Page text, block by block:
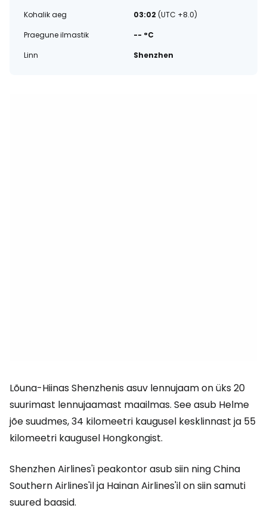
Kohalik aeg
03:02 (UTC +8.0)
Praegune ilmastik
-- °C
Linn
Shenzhen
Lõuna-Hiinas Shenzhenis asuv lennujaam on üks 20
suurimast lennujaamast maailmas. See asub Helme
jõe suudmes, 34 kilomeetri kaugusel kesklinnast ja 55
kilomeetri kaugusel Hongkongist.
Shenzhen Airlines'i peakontor asub siin ning China
Southern Airlines'il ja Hainan Airlines'il on siin samuti
suured baasid.